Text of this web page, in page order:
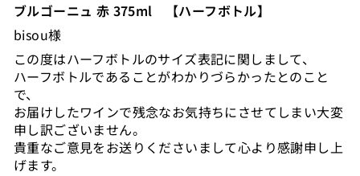
ブルゴーニュ 赤 375ml 【ハーフボトル】
bisou様
この度はハーフボトルのサイズ表記に関しまして、
ハーフボトルであることがわかりづらかったとのこと
で、
お届けしたワインで残念なお気持ちにさせてしまい大変
申し訳ございません。
貴重なご意見をお送りくださいまして心より感謝申し上
げます。